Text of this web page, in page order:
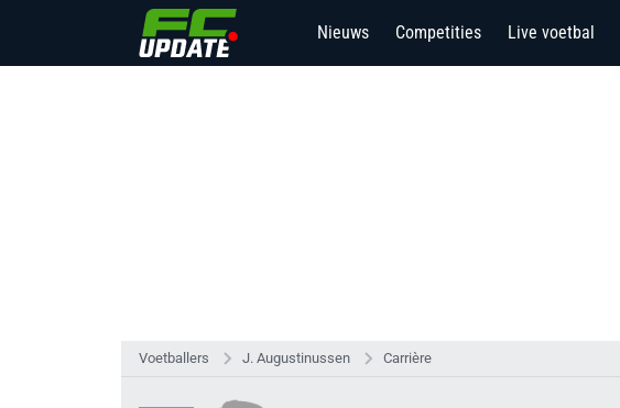
Nieuws Competities Live voetbal
Voetballers J. Augustinussen Carrière